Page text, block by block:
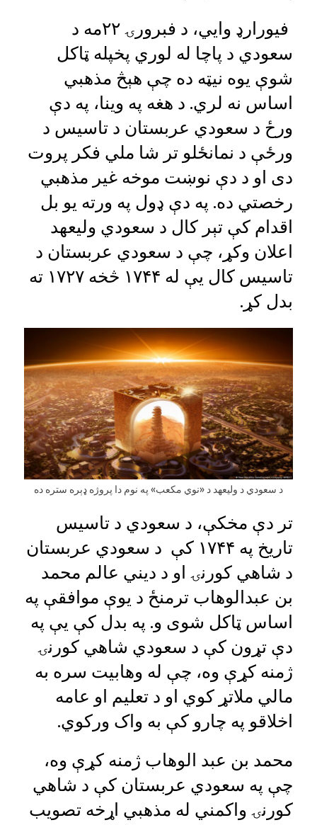
فیورارډ وايي، د فبرورۍ ۲۲مه د
سعودي د پاچا له لوري پخپله ټاکل
شوې یوه نیټه ده چې هېڅ مذهبي
اساس نه لري. د هغه په ​​وينا، په دې
ورځ د سعودي عربستان د تاسيس د
ورځې د نمانځلو تر شا ملي فکر پروت
دى او د دې نوښت موخه غير مذهبي
رخصتي ده. په دې ډول په ورته یو بل
اقدام کې تېر کال د سعودي ولیعهد
اعلان وکړ، چې د سعودي عربستان د
تاسیس کال یې له ۱۷۴۴ څخه ۱۷۲۷ ته
بدل کړ.
د سعودي د وليعهد د «نوي مکعب» په نوم دا پروژه ډېره ستره ده
تر دې مخکې، د سعودي د تاسیس
تاریخ په ۱۷۴۴ کې د سعودي عربستان
د شاهي کورنۍ او د دیني عالم محمد
بن عبدالوهاب ترمنځ د یوې موافقې په
اساس ټاکل شوی و. په بدل کې یې په
دې تړون کې د سعودي شاهي کورنۍ
ژمنه کړې وه، چې له وهابیت سره به
مالي ملاتړ کوي او د تعلیم او عامه
اخلاقو په چارو کې به واک ورکوي.
محمد بن عبد الوهاب ژمنه کړې وه،
چې په سعودي عربستان کې د شاهي
کورنۍ واکمني له مذهبي اړخه تصویب